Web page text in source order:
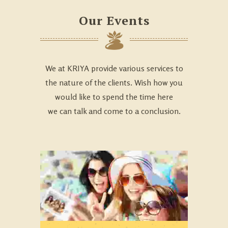
Our Events
We at KRIYA provide various services to
the nature of the clients. Wish how you
would like to spend the time here
we can talk and come to a conclusion.